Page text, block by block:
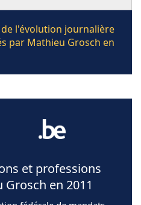
l'évolution journalière
par Mathieu Grosch en
et professions
en 2011